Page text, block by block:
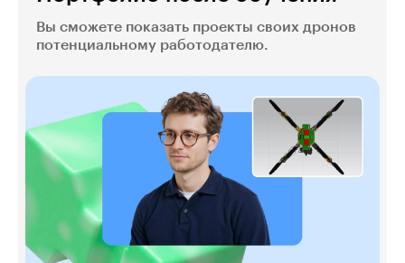
Вы сможете показать проекты своих дронов
потенциальному работодателю.